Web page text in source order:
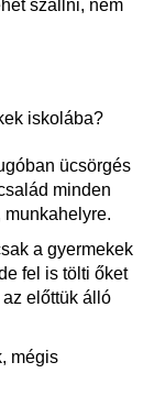
szállni, nem
iskolába?
ücsörgés
minden
a gyermekek
fel is tölti őket
előttük álló
mégis